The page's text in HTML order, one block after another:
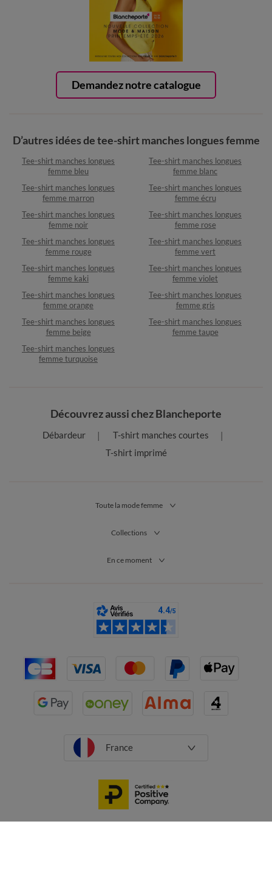
Demandez notre catalogue
D’autres idées de tee-shirt manches longues femme
Tee-shirt manches longues
femme bleu
Tee-shirt manches longues
femme blanc
Tee-shirt manches longues
femme marron
Tee-shirt manches longues
femme écru
Tee-shirt manches longues
femme noir
Tee-shirt manches longues
femme rose
Tee-shirt manches longues
femme rouge
Tee-shirt manches longues
femme vert
Tee-shirt manches longues
femme kaki
Tee-shirt manches longues
femme violet
Tee-shirt manches longues
femme orange
Tee-shirt manches longues
femme gris
Tee-shirt manches longues
femme beige
Tee-shirt manches longues
femme taupe
Tee-shirt manches longues
femme turquoise
Découvrez aussi chez Blancheporte
Débardeur
T-shirt manches courtes
T-shirt imprimé
Toute la mode femme
Collections
En ce moment
France